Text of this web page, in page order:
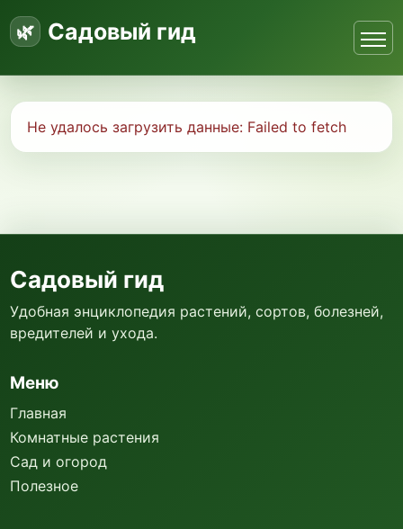
Садовый гид
Не удалось загрузить данные: Failed to fetch
Садовый гид
Удобная энциклопедия растений, сортов, болезней,
вредителей и ухода.
Меню
Главная
Комнатные растения
Сад и огород
Полезное